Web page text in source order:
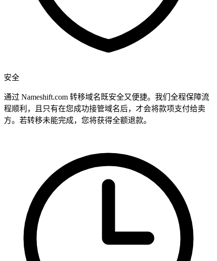
安全
通过 Nameshift.com 转移域名既安全又便捷。我们全程保障流
程顺利，且只有在您成功接管域名后，才会将款项支付给卖
方。若转移未能完成，您将获得全额退款。